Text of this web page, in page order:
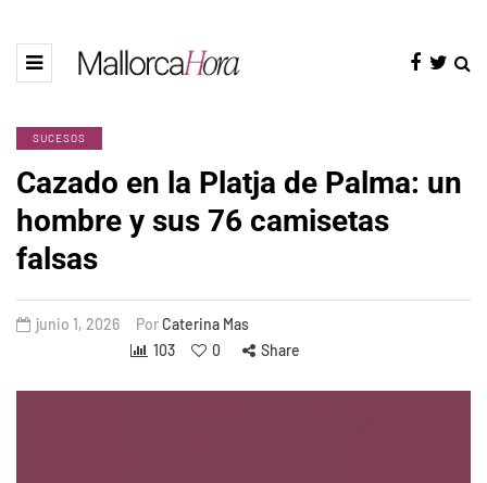
SUCESOS
Cazado en la Platja de Palma: un
hombre y sus 76 camisetas
falsas
junio 1, 2026 PorCaterina Mas
103
0 Share